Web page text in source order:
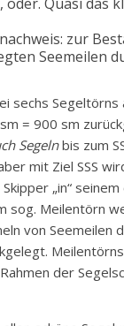
zur
Seemeilen
sechs Segeltörns
= 900 sm
Segelnbis zum
mit Ziel SSS
„in“
sog. Meilentörn
von Seemeilen
der